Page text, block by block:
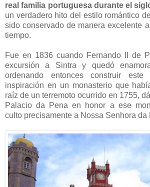
real familia portuguesa durante el
un verdadero hito del estilo romántico
sido conservado de manera excelente
tiempo.
Fue en 1836 cuando Fernando II de
excursión a Sintra y quedó
ordenando entonces construir
inspiración en un monasterio que
raíz de un terremoto ocurrido en 1755,
Palacio da Pena en honor a ese
culto precisamente a Nossa Senhora da